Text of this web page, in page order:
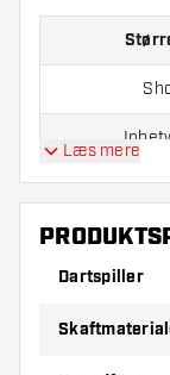
Prisen er for et
Læs mere
Dartspiller